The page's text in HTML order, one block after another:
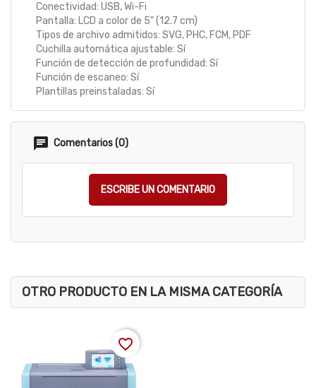
Conectividad: USB, Wi-Fi
Pantalla: LCD a color de 5" (12.7 cm)
Tipos de archivo admitidos: SVG, PHC, FCM, PDF
Cuchilla automática ajustable: Sí
Función de detección de profundidad: Sí
Función de escaneo: Sí
Plantillas preinstaladas: Sí
Comentarios (0)
ESCRIBE UN COMENTARIO
OTRO PRODUCTO EN LA MISMA CATEGORÍA
favorite_border